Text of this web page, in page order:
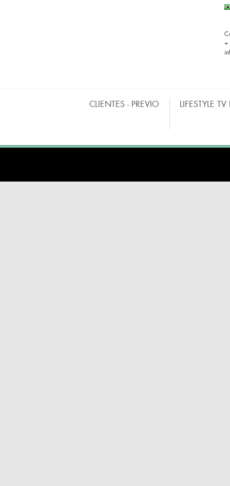
+
CLIENTES - PREVIO LIFESTYLE